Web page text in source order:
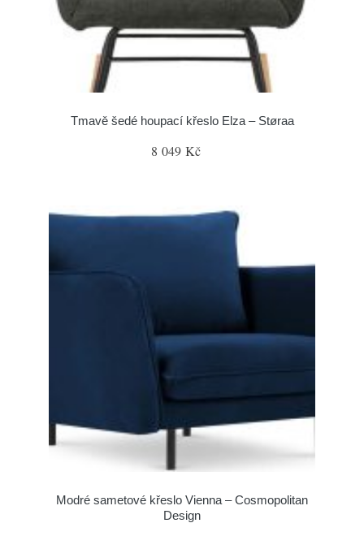
Tmavě šedé houpací křeslo Elza – Støraa
8 049 Kč
Modré sametové křeslo Vienna – Cosmopolitan
Design